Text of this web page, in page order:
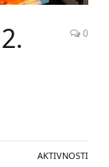
0
AKTIVNOSTI